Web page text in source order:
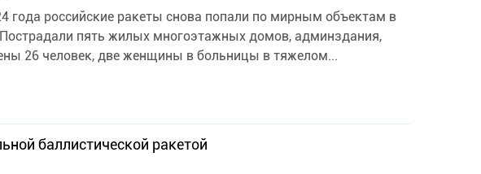
года российские ракеты снова попали по мирным объектам в
пять жилых многоэтажных домов, админздания,
26 человек, две женщины в больницы в тяжелом...
баллистической ракетой